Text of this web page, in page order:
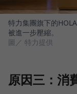
特力集團旗下的
被進一步壓縮。
圖／ 特力提供
原因三：消